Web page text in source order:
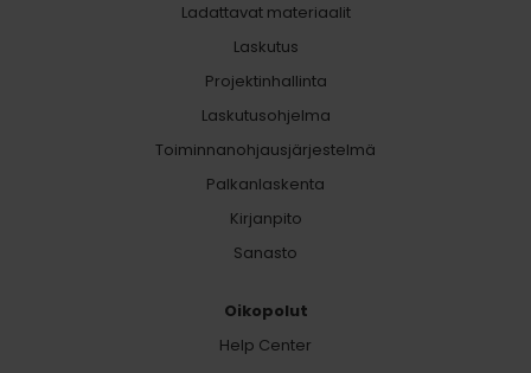
Ladattavat materiaalit
Laskutus
Projektinhallinta
Laskutusohjelma
Toiminnanohjausjärjestelmä
Palkanlaskenta
Kirjanpito
Sanasto
Oikopolut
Help Center